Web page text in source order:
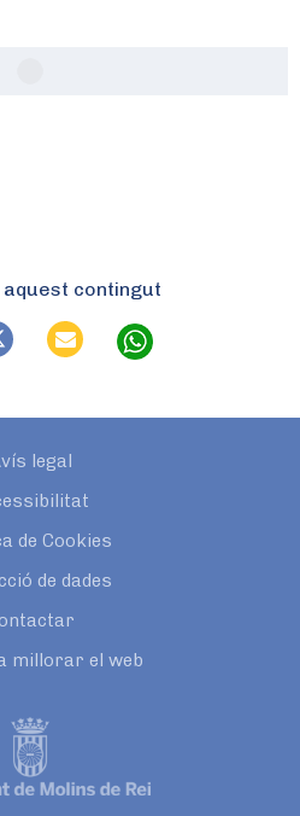
contingut
legal
de Cookies
de dades
millorar el web